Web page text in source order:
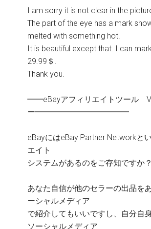
I am sorry it is not clear in the
The part of the eye has a mark
melted with something hot.
It is beautiful except that. I can
29.99＄.
Thank you.
━━eBayアフィリエイトツール
ー━━━━━━━━━━━━
eBayにはeBay Partner Networkと
エイト
システムがあるのをご存知ですか？
あなた自信が他のセラーの出品を
ーシャルメディア
で紹介してもいいですし、自分自
ソーシャルメディア